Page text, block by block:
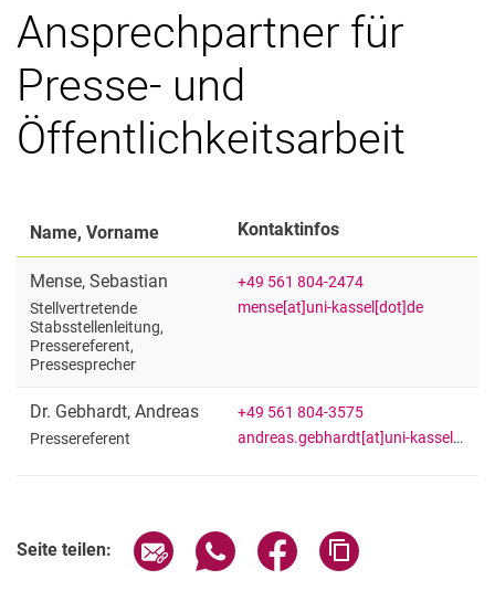
Ansprechpartner für
Presse- und
Öffentlichkeitsarbeit
Name, Vorname Kontaktinfos
Mense, Sebastian
Stellvertretende
Stabsstellenleitung,
Pressereferent,
Pressesprecher
+49 561 804-2474
mense[at]uni-kassel[dot]de
Dr. Gebhardt, Andreas
Pressereferent
+49 561 804-3575
andreas.gebhardt[at]uni-kassel[dot]de
Seite teilen: Seite über E-Mail teilen
Seite über WhatsApp teilen
Seite über Facebook